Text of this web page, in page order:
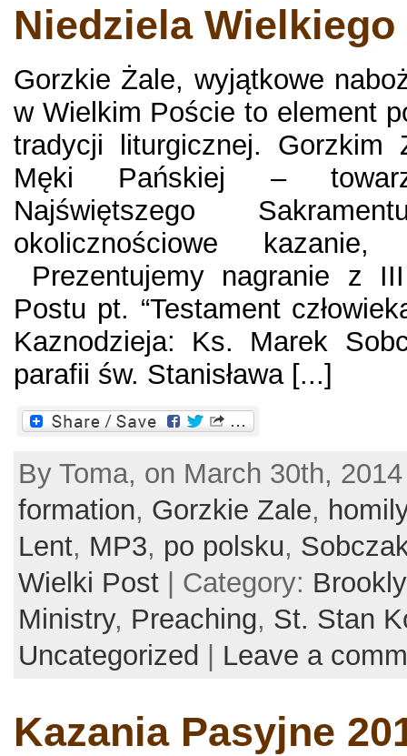
Niedziela
Gorzkie Żale, wyjątkowe
w Wielkim Poście to element
tradycji liturgicznej. Gorzkim
Męki Pańskiej –
Najświętszego
okolicznościowe
Prezentujemy nagranie z
Postu pt. “Testament
Kaznodzieja: Ks. Marek
parafii św. Stanisława [...]
By Toma, on March 30th,
formation, Gorzkie Zale, homily
Lent, MP3, po polsku,
Wielki Post | Category:
Ministry, Preaching, St. Stan
Uncategorized
Leave a
Kazania Pasyjne